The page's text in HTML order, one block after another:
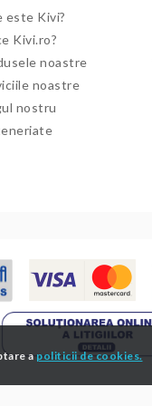
este Kivi?
Kivi.ro?
noastre
noastre
nostru
a politicii de cookies.